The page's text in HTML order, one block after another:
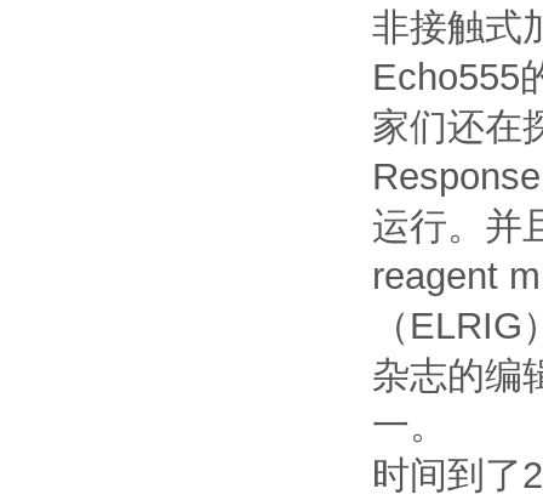
非接触式
Echo555
家们还在
运行。并
reagent
（
杂志的编
一。
时间到了